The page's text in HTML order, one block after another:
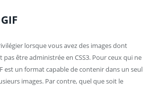
lorsque vous avez des images dont
pas être administrée en CSS3. Pour ceux qui ne
est un format capable de contenir dans un seul
images. Par contre, quel que soit le